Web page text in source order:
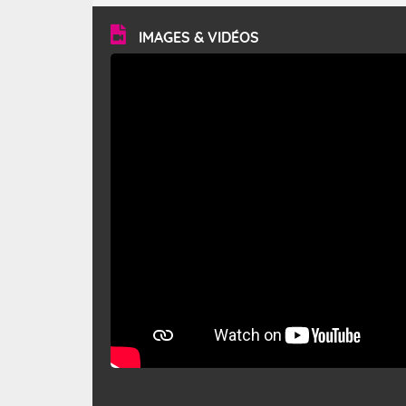
vitesse moyenne de 50 km/h et atteindre 80 à 100 km/h
en rafales, parfois davantage. Il parcourt la basse vallée
du Rhône et la Provence et envahit le littoral
méditerranéen à partir de la Camargue.
IMAGES & VIDÉOS